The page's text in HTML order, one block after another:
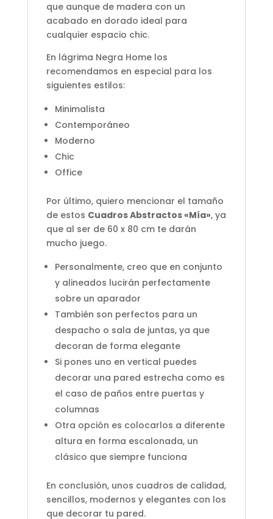
que aunque de madera con un
acabado en dorado ideal para
cualquier espacio chic.
En lágrima Negra Home los
recomendamos en especial para los
siguientes estilos:
Minimalista
Contemporáneo
Moderno
Chic
Office
Por último, quiero mencionar el tamaño
de estos Cuadros Abstractos «Mía», ya
que al ser de 60 x 80 cm te darán
mucho juego.
Personalmente, creo que en conjunto
y alineados lucirán perfectamente
sobre un aparador
También son perfectos para un
despacho o sala de juntas, ya que
decoran de forma elegante
Si pones uno en vertical puedes
decorar una pared estrecha como es
el caso de paños entre puertas y
columnas
Otra opción es colocarlos a diferente
altura en forma escalonada, un
clásico que siempre funciona
En conclusión, unos cuadros de calidad,
sencillos, modernos y elegantes con los
que decorar tu pared.